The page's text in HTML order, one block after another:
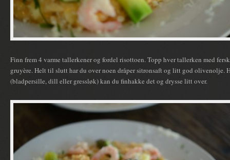
Finn frem 4 varme tallerkener og fordel risottoen. Topp hver tallerken med
gruyère. Helt til slutt har du over noen dråper sitronsaft og litt god olivenolje.
(bladpersille, dill eller gressløk) kan du finhakke det og drysse litt over.